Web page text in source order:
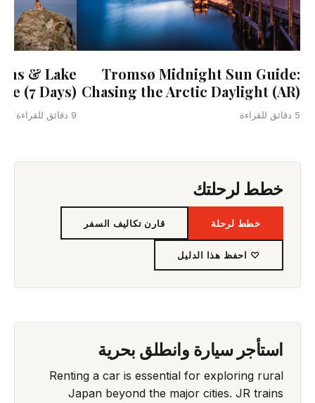
Tromsø Midnight Sun Guide:
Chasing the Arctic Daylight (AR)
5 دقائق للقراءة
& Lake
(7 Days)
9 دقائق للقراءة
خطط لرحلتك
خطط لرحلة قارن تكاليف السفر
♡ احفظ هذا الدليل
استأجر سيارة وانطلق بحرية
Renting a car is essential for exploring rural
Japan beyond the major cities. JR trains